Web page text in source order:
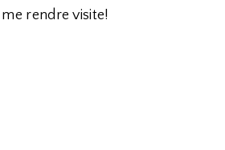
rendre visite!